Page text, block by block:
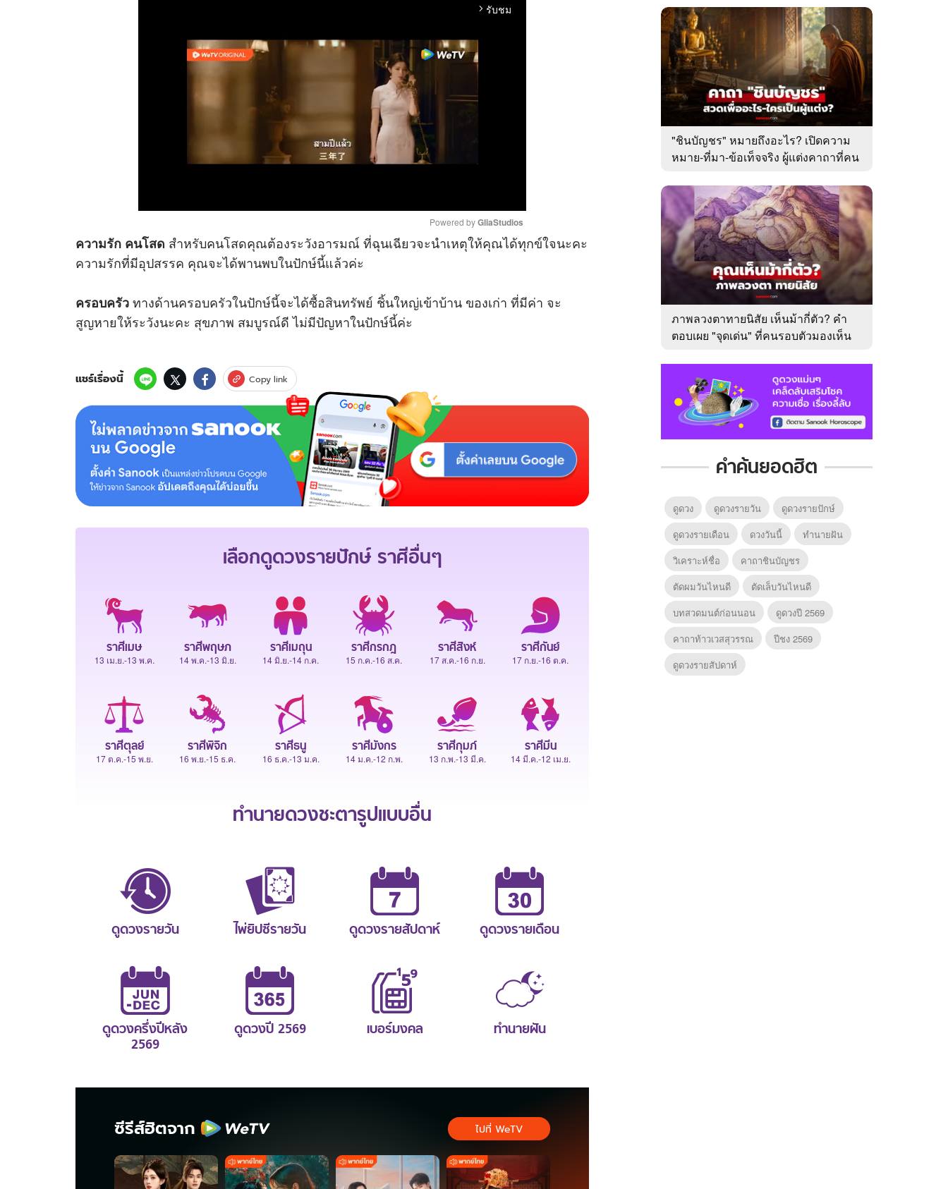
arrow_forward_ios รับชม
t
Powered by GliaStudios
ความรัก คนโสด สำหรับคนโสดคุณต้องระวังอารมณ์ ที่ฉุนเฉียวจะนำเหตุให้คุณได้ทุกข์ใจนะคะ
ความรักที่มีอุปสรรค คุณจะได้พานพบในปักษ์นี้แล้วค่ะ
ครอบครัวทางด้านครอบครัวในปักษ์นี้จะได้ซื้อสินทรัพย์ ชิ้นใหญ่เข้าบ้าน ของเก่า ที่มีค่า จะ
สูญหายให้ระวังนะคะ สุขภาพ สมบูรณ์ดี ไม่มีปัญหาในปักษ์นี้ค่ะ
แชร์เรื่องนี้ Copy link
เลือกดูดวงรายปักษ์ราศีอื่นๆ
ราศีเมษ
13 เม.ย.-13 พ.ค.
ราศีพฤษภ
14 พ.ค.-13 มิ.ย.
ราศีเมถุน
14 มิ.ย.-14 ก.ค.
ราศีกรกฎ
15 ก.ค.-16 ส.ค.
ราศีสิงห์
17 ส.ค.-16 ก.ย.
ราศีกันย์
17 ก.ย.-16 ต.ค.
ราศีตุลย์
17 ต.ค.-15 พ.ย.
ราศีพิจิก
16 พ.ย.-15 ธ.ค.
ราศีธนู
16 ธ.ค.-13 ม.ค.
ราศีมังกร
14 ม.ค.-12 ก.พ.
ราศีกุมภ์
13 ก.พ.-13 มี.ค.
ราศีมีน
14 มี.ค.-12 เม.ย.
ทำนายดวงชะตารูปแบบอื่น
ดูดวงรายวัน ไพ่ยิปซีรายวัน ดูดวงรายสัปดาห์ ดูดวงรายเดือน
ดูดวงครึ่งปีหลัง
2569
ดูดวงปี 2569 เบอร์มงคล ทำนายฝัน
ซีรีส์ฮิตจาก ไปที่ WeTV
"ชินบัญชร" หมายถึงอะไร? เปิดความ
หมาย-ที่มา-ข้อเท็จจริง ผู้แต่งคาถาที่คน
ภาพลวงตาทายนิสัย เห็นม้ากี่ตัว? คำ
ตอบเผย "จุดเด่น" ที่คนรอบตัวมองเห็น
คำค้นยอดฮิต
ดูดวง ดูดวงรายวัน
ดูดวงรายปักษ์
ดูดวงรายเดือน
ดวงวันนี้
ทํานายฝัน
วิเคราะห์ชื่อ
คาถาชินบัญชร
ตัดผมวันไหนดี
ตัดเล็บวันไหนดี
บทสวดมนต์ก่อนนอน
ดูดวงปี 2569
คาถาท้าวเวสสุวรรณ
ปีชง 2569
ดูดวงรายสัปดาห์